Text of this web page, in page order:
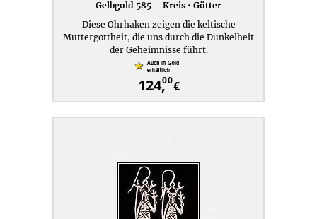
Gelbgold 585 – Kreis • Götter
Diese Ohrhaken zeigen die keltische
Muttergottheit, die uns durch die Dunkelheit
der Geheimnisse führt.
124,00€